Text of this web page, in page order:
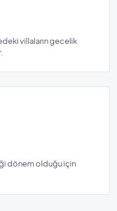
villaların gecelik
dönem olduğu için